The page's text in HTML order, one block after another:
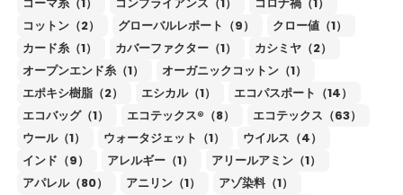
コットン（2）
グローバルレポート（9）
クロー値（1）
カード糸（1）
カバーファクター（1）
カシミヤ（2）
オープンエンド糸（1）
オーガニックコットン（1）
エポキシ樹脂（2）
エシカル（1）
エコパスポート（14）
エコバッグ（1）
エコテックス®（8）
エコテックス（63）
ウール（1）
ウォータジェット（1）
ウイルス（4）
インド（9）
アレルギー（1）
アリールアミン（1）
アパレル（80）
アニリン（1）
アゾ染料（1）